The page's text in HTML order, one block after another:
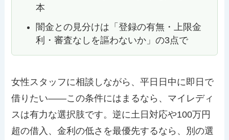
本
闇金との見分けは「登録の有無・上限金
利・審査なしを謳わないか」の3点で
女性スタッフに相談しながら、平日日中に即日で
借りたい——この条件にはまるなら、マイレディ
スは有力な選択肢です。逆に土日対応や100万円
超の借入、金利の低さを最優先するなら、別の選